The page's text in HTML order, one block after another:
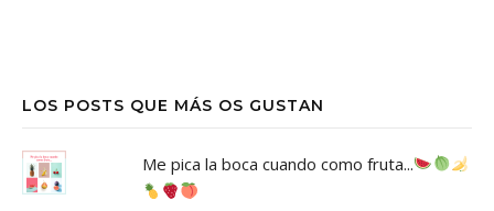
LOS POSTS QUE MÁS OS GUSTAN
Me pica la boca cuando como fruta...